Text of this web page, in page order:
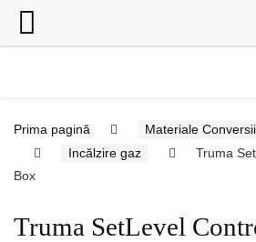
Prima pagină Materiale Conversii
Incălzire gaz
Truma
Box
Truma SetLevel Control plus